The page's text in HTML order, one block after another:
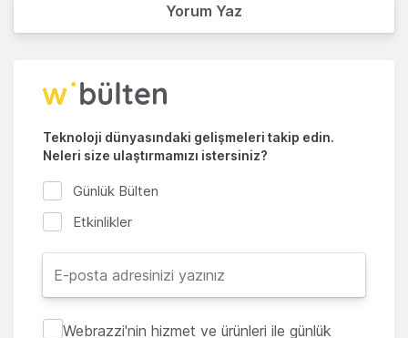
Yorum Yaz
Teknoloji dünyasındaki gelişmeleri takip edin.
Neleri size ulaştırmamızı istersiniz?
Günlük Bülten
Etkinlikler
Webrazzi'nin hizmet ve ürünleri ile günlük